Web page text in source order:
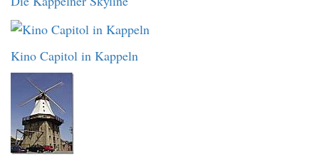
Kino Capitol in Kappeln